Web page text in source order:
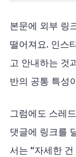
본문에 외부 링
떨어져요. 인스
고 안내하는 것
반의 공통 특성
그럼에도 스레
댓글에 링크를
서는 “자세한